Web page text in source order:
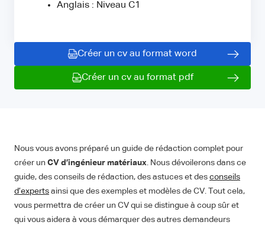
Anglais : Niveau C1
Créer un cv au format word
Créer un cv au format pdf
Nous vous avons préparé un guide de rédaction complet pour
créer un CV d’ingénieur matériaux. Nous dévoilerons dans ce
guide, des conseils de rédaction, des astuces et des conseils
d’experts ainsi que des exemples et modèles de CV. Tout cela,
vous permettra de créer un CV qui se distingue à coup sûr et
qui vous aidera à vous démarquer des autres demandeurs